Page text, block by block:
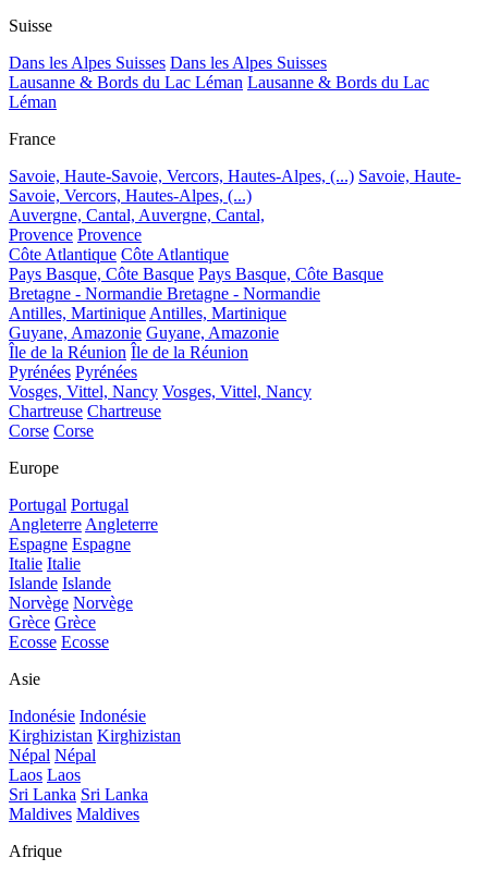
Suisse
Dans les Alpes Suisses Dans les Alpes Suisses
Lausanne & Bords du Lac Léman Lausanne & Bords du Lac
Léman
France
Savoie, Haute-Savoie, Vercors, Hautes-Alpes, (...) Savoie, Haute-
Savoie, Vercors, Hautes-Alpes, (...)
Auvergne, Cantal, Auvergne, Cantal,
Provence Provence
Côte Atlantique Côte Atlantique
Pays Basque, Côte Basque Pays Basque, Côte Basque
Bretagne - Normandie Bretagne - Normandie
Antilles, MartiniqueAntilles, Martinique
Guyane, Amazonie Guyane, Amazonie
Île de la Réunion Île de la Réunion
Pyrénées Pyrénées
Vosges, Vittel, Nancy Vosges, Vittel, Nancy
Chartreuse Chartreuse
Corse Corse
Europe
Portugal Portugal
AngleterreAngleterre
Espagne Espagne
Italie Italie
Islande Islande
Norvège Norvège
Grèce Grèce
Ecosse Ecosse
Asie
Indonésie Indonésie
Kirghizistan Kirghizistan
Népal Népal
Laos Laos
Sri Lanka Sri Lanka
Maldives Maldives
Afrique